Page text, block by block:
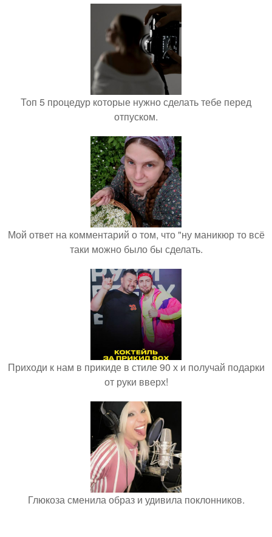
Топ 5 процедур которые нужно сделать тебе перед
отпуском.
Мой ответ на комментарий о том, что "ну маникюр то всё
таки можно было бы сделать.
Приходи к нам в прикиде в стиле 90 х и получай подарки
от руки вверх!
Глюкоза сменила образ и удивила поклонников.